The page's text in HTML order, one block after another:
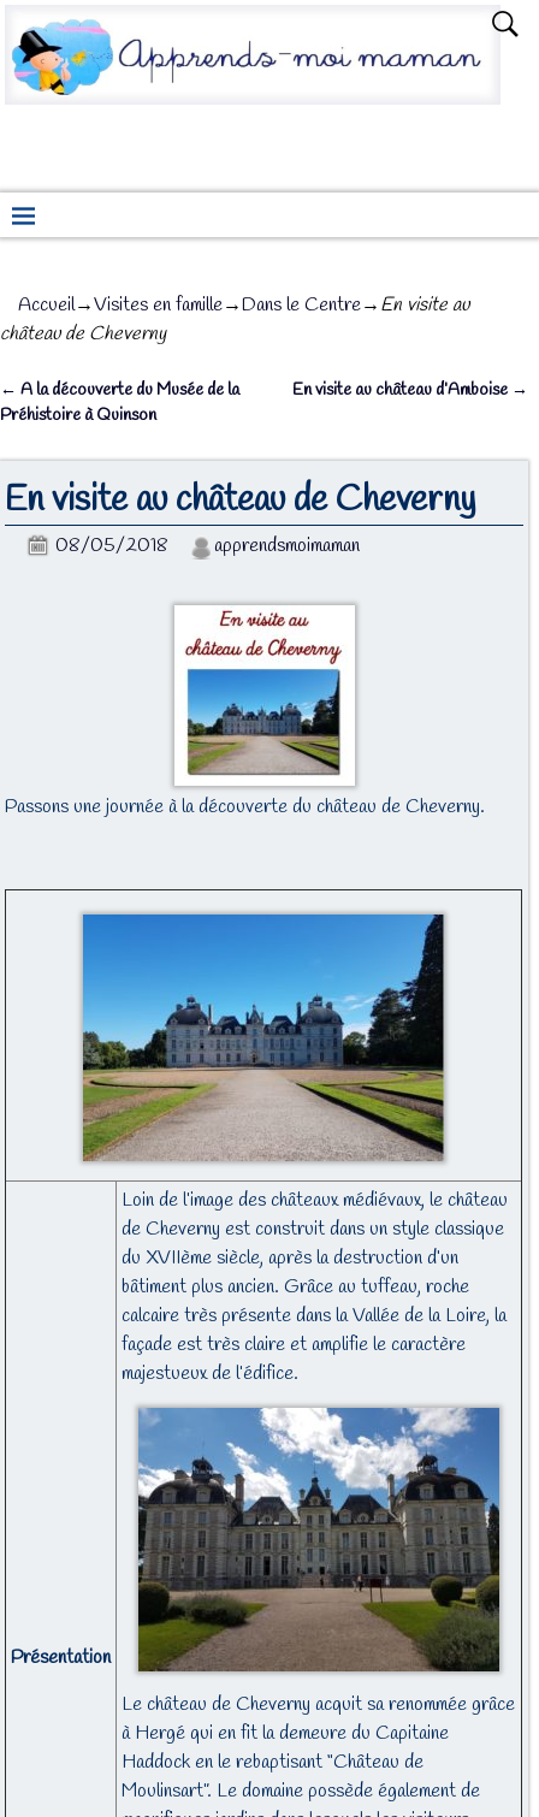
Accueil→Visites en famille→Dans le Centre→En visite au
château de Cheverny
Navigation des articles
← A la découverte du Musée de la
Préhistoire à Quinson
En visite au château d’Amboise →
En visite au château de Cheverny
08/05/2018 apprendsmoimaman
Passons une journée à la découverte du château de Cheverny.
Présentation
Loin de l’image des châteaux médiévaux, le château
de Cheverny est construit dans un style classique
du XVIIème siècle, après la destruction d’un
bâtiment plus ancien. Grâce au tuffeau, roche
calcaire très présente dans la Vallée de la Loire, la
façade est très claire et amplifie le caractère
majestueux de l’édifice.
Le château de Cheverny acquit sa renommée grâce
à Hergé qui en fit la demeure du Capitaine
Haddock en le rebaptisant “Château de
Moulinsart”. Le domaine possède également de